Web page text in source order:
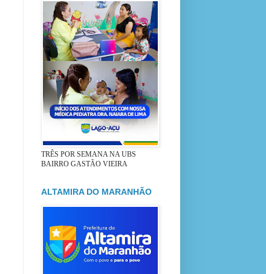
TRÊS POR SEMANA NA UBS
BAIRRO GASTÃO VIEIRA
ALTAMIRA DO MARANHÃO